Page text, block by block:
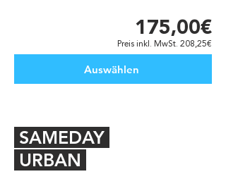
175,00€
Preis inkl. MwSt. 208,25€
Auswählen
SAMEDAY
URBAN